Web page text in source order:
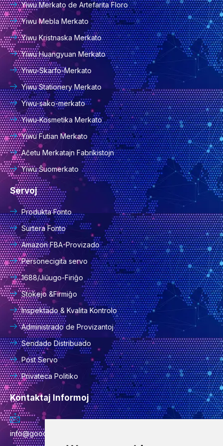
Yiwu Merkato de Artefarita Floro
Yiwu Mebla Merkato
Yiwu Kristnaska Merkato
Yiwu Huangyuan Merkato
Yiwu-Skarfo-Merkato
Yiwu Stationery Merkato
Yiwu-sako-merkato
Yiwu-Kosmetika Merkato
Yiwu Futian Merkato
Aĉetu Merkatajn Fabrikistojn
Yiwu Ŝuomerkato
Servoj
Produkta Fonto
Surtera Fonto
Amazon FBA-Provizado
Personecigita servo
1688/Jiŭugo-Firiĝo
Stokejo &Firmiĝo
Inspektado & Kvalita Kontrolo
Administrado de Provizantoj
Sendado Distribuado
Post Servo
Privateca Politiko
Kontaktaj Informoj
info@goodcansourcing.com